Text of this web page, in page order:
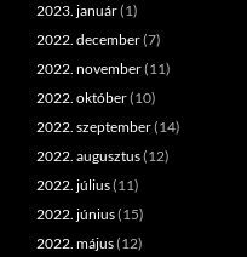
2023. január(1)
2022. december(7)
2022. november(11)
2022. október(10)
2022. szeptember(14)
2022. augusztus(12)
2022. július(11)
2022. június(15)
2022. május(12)